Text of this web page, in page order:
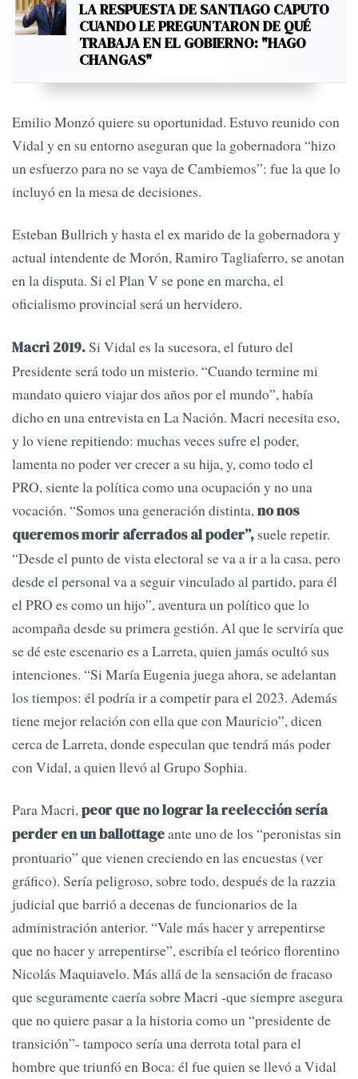
LA RESPUESTA DE SANTIAGO CAPUTO
CUANDO LE PREGUNTARON DE QUÉ
TRABAJA EN EL GOBIERNO: "HAGO
CHANGAS"
Emilio Monzó quiere su oportunidad. Estuvo reunido con
Vidal y en su entorno aseguran que la gobernadora “hizo
un esfuerzo para no se vaya de Cambiemos”: fue la que lo
incluyó en la mesa de decisiones.
Esteban Bullrich y hasta el ex marido de la gobernadora y
actual intendente de Morón, Ramiro Tagliaferro, se anotan
en la disputa. Si el Plan V se pone en marcha, el
oficialismo provincial será un hervidero.
Macri 2019.Si Vidal es la sucesora, el futuro del
Presidente será todo un misterio. “Cuando termine mi
mandato quiero viajar dos años por el mundo”, había
dicho en una entrevista en La Nación. Macri necesita eso,
y lo viene repitiendo: muchas veces sufre el poder,
lamenta no poder ver crecer a su hija, y, como todo el
PRO, siente la política como una ocupación y no una
vocación. “Somos una generación distinta, no nos
queremos morir aferrados al poder”, suele repetir.
“Desde el punto de vista electoral se va a ir a la casa, pero
desde el personal va a seguir vinculado al partido, para él
el PRO es como un hijo”, aventura un político que lo
acompaña desde su primera gestión. Al que le serviría que
se dé este escenario es a Larreta, quien jamás ocultó sus
intenciones. “Si María Eugenia juega ahora, se adelantan
los tiempos: él podría ir a competir para el 2023. Además
tiene mejor relación con ella que con Mauricio”, dicen
cerca de Larreta, donde especulan que tendrá más poder
con Vidal, a quien llevó al Grupo Sophia.
Para Macri,peor que no lograr la reelección sería
perder en un ballottageante uno de los “peronistas sin
prontuario” que vienen creciendo en las encuestas (ver
gráfico). Sería peligroso, sobre todo, después de la razzia
judicial que barrió a decenas de funcionarios de la
administración anterior. “Vale más hacer y arrepentirse
que no hacer y arrepentirse”, escribía el teórico florentino
Nicolás Maquiavelo. Más allá de la sensación de fracaso
que seguramente caería sobre Macri -que siempre asegura
que no quiere pasar a la historia como un “presidente de
transición”- tampoco sería una derrota total para el
hombre que triunfó en Boca: él fue quien se llevó a Vidal